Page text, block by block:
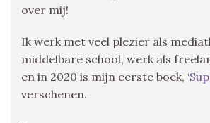
over mij!
Ik werk met veel plezier als
middelbare school, werk als
en in 2020 is mijn eerste boek, ‘
verschenen.